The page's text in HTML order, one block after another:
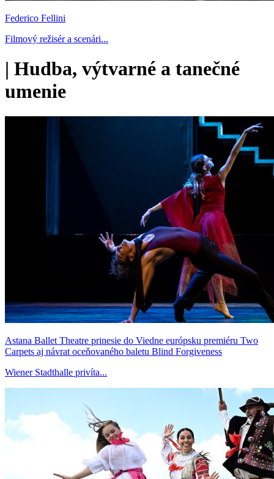
Federico Fellini
Filmový režisér a scenári...
| Hudba, výtvarné a tanečné
umenie
Astana Ballet Theatre prinesie do Viedne európsku premiéru Two
Carpets aj návrat oceňovaného baletu Blind Forgiveness
Wiener Stadthalle privíta...